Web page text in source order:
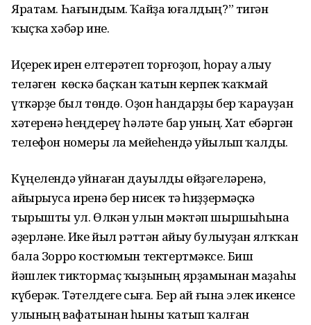
Яратам. Һағындым. Ҡайҙа юғалдың?” тигән
ҡыҫҡа хәбәр ине.
Иҫерек ирен елтерәтеп торғоҙоп, һорау алыу
теләген көскә баҫҡан ҡатын керпек ҡаҡмай
үткәрҙе был төндө. Оҙон һандарҙы бер ҡарауҙан
хәтеренә һеңдереү һәләте бар уның. Хат ебәргән
телефон номеры ла мейеһендә уйылып ҡалды.
Күңелендә уйнаған дауылды өйҙәгеләренә,
айырыуса иренә бер нисек тә һиҙҙермәҫкә
тырышты ул. Өлкән улын мәктәп шыршыһына
әҙерләне. Ике йыл рәттән айыу булыуҙан ялҡҡан
бала Зорро костюмын тектертмәксе. Биш
йәшлек тиктормаҫ ҡыҙының ярҙамынан маҙаһы
күберәк. Тәтелдеге сыға. Бер ай ғына элек икенсе
улының вафатынан һыны ҡатып ҡалған